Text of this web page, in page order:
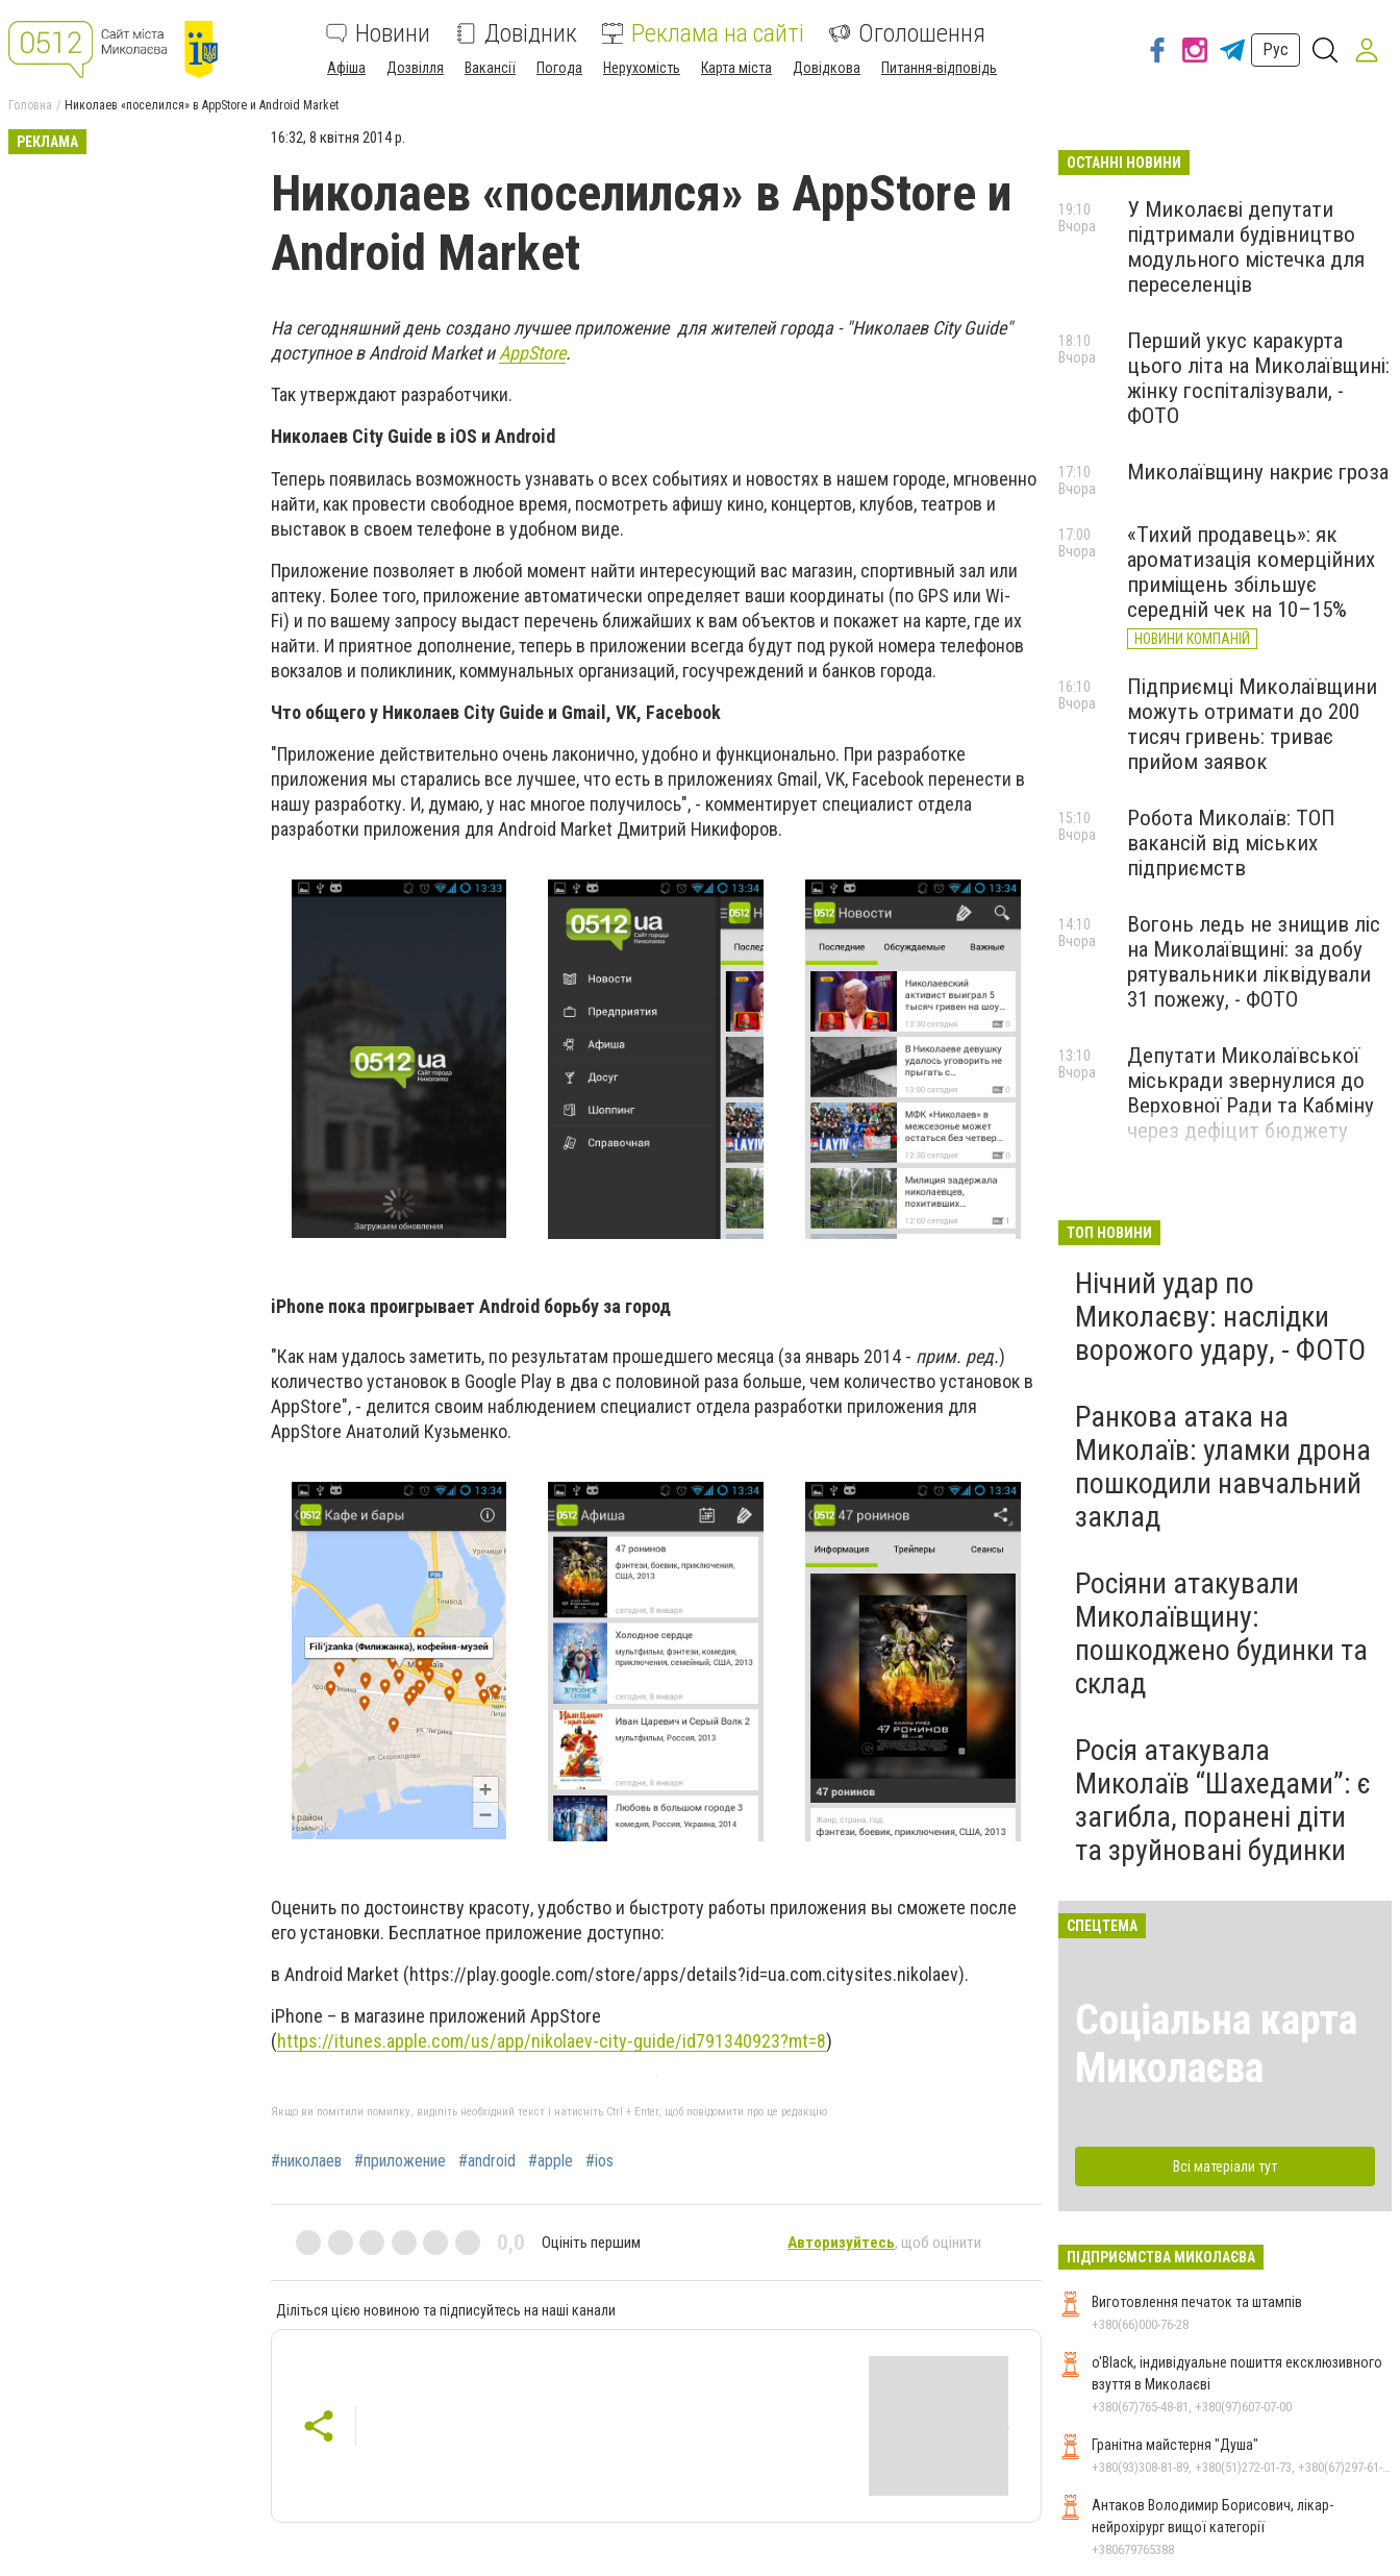
Новини Довідник Реклама на сайті Оголошення
Афіша Дозвілля Вакансії Погода Нерухомість Карта міста Довідкова Питання-відповідь
Рус
Головна Николаев «поселился» в AppStore и Android Market
РЕКЛАМА 16:32, 8 квітня 2014 р.
Николаев «поселился» в AppStore и
Android Market
На сегодняшний день создано лучшее приложение для жителей города - "Николаев City Guide"
доступное в Android Market иAppStore.
Так утверждают разработчики.
Николаев City Guide в iOS и Android
Теперь появилась возможность узнавать о всех событиях и новостях в нашем городе, мгновенно
найти, как провести свободное время, посмотреть афишу кино, концертов, клубов, театров и
выставок в своем телефоне в удобном виде.
Приложение позволяет в любой момент найти интересующий вас магазин, спортивный зал или
аптеку. Более того, приложение автоматически определяет ваши координаты (по GPS или Wi-
Fi) и по вашему запросу выдаст перечень ближайших к вам объектов и покажет на карте, где их
найти. И приятное дополнение, теперь в приложении всегда будут под рукой номера телефонов
вокзалов и поликлиник, коммунальных организаций, госучреждений и банков города.
Что общего у Николаев City Guide и Gmail, VK, Facebook
"Приложение действительно очень лаконично, удобно и функционально. При разработке
приложения мы старались все лучшее, что есть в приложениях Gmail, VK, Facebook перенести в
нашу разработку. И, думаю, у нас многое получилось", - комментирует специалист отдела
разработки приложения для Android Market Дмитрий Никифоров.
iPhone пока проигрывает Android борьбу за город
"Как нам удалось заметить, по результатам прошедшего месяца (за январь 2014 - прим. ред.)
количество установок в Google Play в два с половиной раза больше, чем количество установок в
AppStore", - делится своим наблюдением специалист отдела разработки приложения для
AppStore Анатолий Кузьменко.
Оценить по достоинству красоту, удобство и быстроту работы приложения вы сможете после
его установки. Бесплатное приложение доступно:
в Android Market (https://play.google.com/store/apps/details?id=ua.com.citysites.nikolaev).
iPhone – в магазине приложений AppStore
(https://itunes.apple.com/us/app/nikolaev-city-guide/id791340923?mt=8)
Якщо ви помітили помилку, виділіть необхідний текст і натисніть Ctrl + Enter, щоб повідомити про це редакцію
#николаев #приложение #android #apple #ios
0,0 Оцініть першим Авторизуйтесь, щоб оцінити
Діліться цією новиною та підписуйтесь на наші канали
ОСТАННІ НОВИНИ
У Миколаєві депутати
підтримали будівництво
модульного містечка для
переселенців
19:10
Вчора
Перший укус каракурта
цього літа на Миколаївщині:
жінку госпіталізували, -
ФОТО
18:10
Вчора
Миколаївщину накриє гроза
17:10
Вчора
«Тихий продавець»: як
ароматизація комерційних
приміщень збільшує
середній чек на 10–15%
НОВИНИ КОМПАНІЙ
17:00
Вчора
Підприємці Миколаївщини
можуть отримати до 200
тисяч гривень: триває
прийом заявок
16:10
Вчора
Робота Миколаїв: ТОП
вакансій від міських
підприємств
15:10
Вчора
Вогонь ледь не знищив ліс
на Миколаївщині: за добу
рятувальники ліквідували
31 пожежу, - ФОТО
14:10
Вчора
Депутати Миколаївської
міськради звернулися до
Верховної Ради та Кабміну
через дефіцит бюджету
13:10
Вчора
ТОП НОВИНИ
Нічний удар по
Миколаєву: наслідки
ворожого удару, - ФОТО
Ранкова атака на
Миколаїв: уламки дрона
пошкодили навчальний
заклад
Росіяни атакували
Миколаївщину:
пошкоджено будинки та
склад
Росія атакувала
Миколаїв “Шахедами”: є
загибла, поранені діти
та зруйновані будинки
СПЕЦТЕМА
Соціальна карта
Миколаєва
Всі матеріали тут
ПІДПРИЄМСТВА МИКОЛАЄВА
Виготовлення печаток та штампів
+380(66)000-76-28
o'Black, індивідуальне пошиття ексклюзивного
взуття в Миколаєві
+380(67)765-48-81, +380(97)607-07-00
Гранітна майстерня "Душа"
Антаков Володимир Борисович, лікар-
нейрохірург вищої категорії
+380679765388